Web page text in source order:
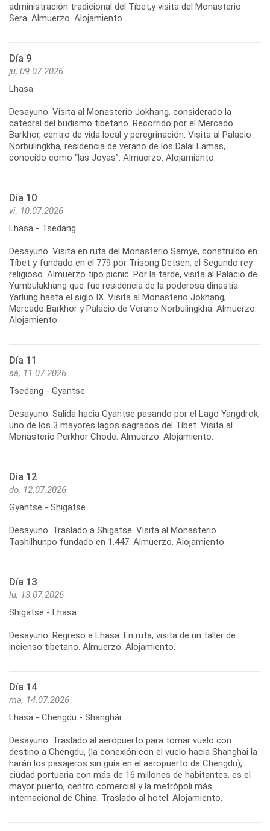
administración tradicional del Tíbet,y visita del Monasterio
Día 9
ju, 09.07.2026
Lhasa
Desayuno. Visita al Monasterio Jokhang, considerado la
catedral del budismo tibetano. Recorrido por el Mercado
Barkhor, centro de vida local y peregrinación. Visita al Palacio
Norbulingkha, residencia de verano de los Dalai Lamas,
Día 10
vi, 10.07.2026
Lhasa - Tsedang
Desayuno. Visita en ruta del Monasterio Samye, construído en
Tíbet y fundado en el 779 por Trisong Detsen, el Segundo rey
religioso. Almuerzo tipo picnic. Por la tarde, visita al Palacio de
Yumbulakhang que fue residencia de la poderosa dinastía
Yarlung hasta el siglo IX. Visita al Monasterio Jokhang,
Mercado Barkhor y Palacio de Verano Norbulingkha. Almuerzo.
Día 11
sá, 11.07.2026
Tsedang - Gyantse
Desayuno. Salida hacia Gyantse pasando por el Lago Yangdrok,
uno de los 3 mayores lagos sagrados del Tíbet. Visita al
Día 12
do, 12.07.2026
Gyantse - Shigatse
Desayuno. Traslado a Shigatse. Visita al Monasterio
Día 13
lu, 13.07.2026
Shigatse - Lhasa
Desayuno. Regreso a Lhasa. En ruta, visita de un taller de
Día 14
ma, 14.07.2026
Lhasa - Chengdu - Shanghái
Desayuno. Traslado al aeropuerto para tomar vuelo con
destino a Chengdu, (la conexión con el vuelo hacia Shanghai la
harán los pasajeros sin guía en el aeropuerto de Chengdu),
ciudad portuaria con más de 16 millones de habitantes, es el
mayor puerto, centro comercial y la metrópoli más